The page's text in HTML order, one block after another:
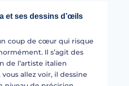
et ses dessins d’œils
coup de cœur qui risque
Il s’agit des
de l’artiste italien
vous allez voir, il dessine